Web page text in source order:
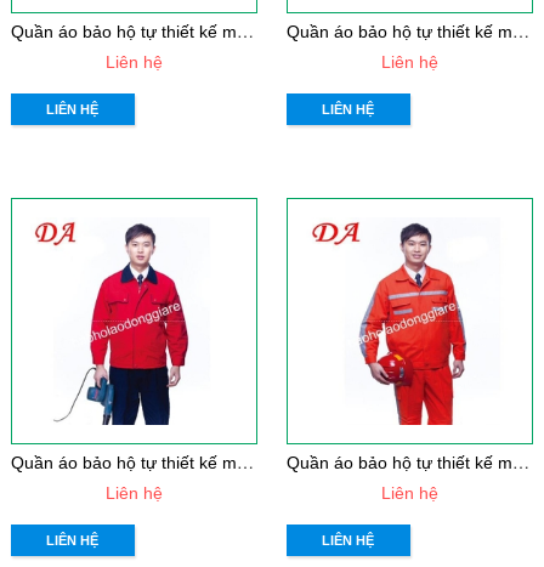
Q
uần áo bảo hộ tự thiết kế mẫu 21
Liên hệ
LIÊN HỆ
Q
uần áo bảo hộ tự thiết kế mẫu 20
Liên hệ
LIÊN HỆ
Q
uần áo bảo hộ tự thiết kế mẫu 19
Liên hệ
LIÊN HỆ
Q
uần áo bảo hộ tự thiết kế mẫu 18
Liên hệ
LIÊN HỆ